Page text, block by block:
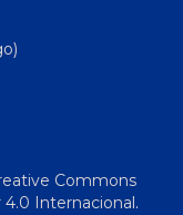
Commons
Internacional.